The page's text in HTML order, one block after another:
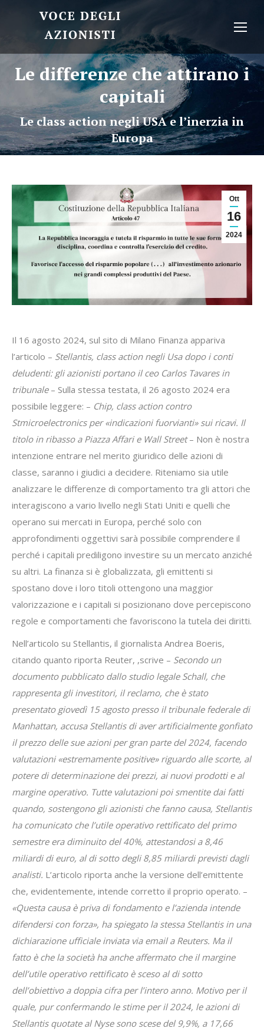
Le differenze che attirano i
capitali
Le class action negli USA e l’inerzia in
Europa
Ott
16
2024
Il 16 agosto 2024, sul sito di Milano Finanza appariva
l’articolo – Stellantis, class action negli Usa dopo i conti
deludenti: gli azionisti portano il ceo Carlos Tavares in
tribunale– Sulla stessa testata, il 26 agosto 2024 era
possibile leggere: – Chip, class action contro
Stmicroelectronics per «indicazioni fuorvianti» sui ricavi. Il
titolo in ribasso a Piazza Affari e Wall Street– Non è nostra
intenzione entrare nel merito giuridico delle azioni di
classe, saranno i giudici a decidere. Riteniamo sia utile
analizzare le differenze di comportamento tra gli attori che
interagiscono a vario livello negli Stati Uniti e quelli che
operano sui mercati in Europa, perché solo con
approfondimenti oggettivi sarà possibile comprendere il
perché i capitali prediligono investire su un mercato anziché
su altri. La finanza si è globalizzata, gli emittenti si
spostano dove i loro titoli ottengono una maggior
valorizzazione e i capitali si posizionano dove percepiscono
regole e comportamenti che favoriscono la tutela dei diritti.
Nell’articolo su Stellantis, il giornalista Andrea Boeris,
citando quanto riporta Reuter, ,scrive – Secondo un
documento pubblicato dallo studio legale Schall, che
rappresenta gli investitori, il reclamo, che è stato
presentato giovedì 15 agosto presso il tribunale federale di
Manhattan, accusa Stellantis di aver artificialmente gonfiato
il prezzo delle sue azioni per gran parte del 2024, facendo
valutazioni «estremamente positive» riguardo alle scorte, al
potere di determinazione dei prezzi, ai nuovi prodotti e al
margine operativo. Tutte valutazioni poi smentite dai fatti
quando, sostengono gli azionisti che fanno causa, Stellantis
ha comunicato che l’utile operativo rettificato del primo
semestre era diminuito del 40%, attestandosi a 8,46
miliardi di euro, al di sotto degli 8,85 miliardi previsti dagli
analisti. L’articolo riporta anche la versione dell’emittente
che, evidentemente, intende corretto il proprio operato. –
«Questa causa è priva di fondamento e l’azienda intende
difendersi con forza», ha spiegato la stessa Stellantis in una
dichiarazione ufficiale inviata via email a Reuters. Ma il
fatto è che la società ha anche affermato che il margine
dell’utile operativo rettificato è sceso al di sotto
dell’obiettivo a doppia cifra per l’intero anno. Motivo per il
quale, pur confermando le stime per il 2024, le azioni di
Stellantis quotate al Nyse sono scese del 9,9%, a 17,66